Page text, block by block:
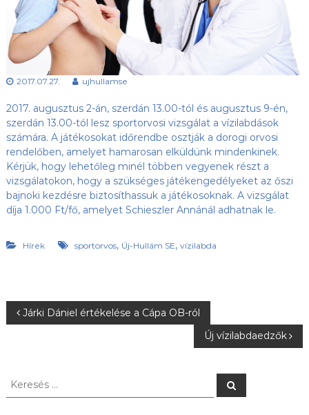
s
ü
l
e
t
l
u
b
,
a
z
Ú
-
H
u
l
á
m
S
E
n
2017.07.27. ujhullamse
2017. augusztus 2-án, szerdán 13.00-tól és augusztus 9-én,
szerdán 13.00-tól lesz sportorvosi vizsgálat a vízilabdások
számára. A játékosokat időrendbe osztják a dorogi orvosi
rendelőben, amelyet hamarosan elküldünk mindenkinek.
Kérjük, hogy lehetőleg minél többen vegyenek részt a
vizsgálatokon, hogy a szükséges játékengedélyeket az őszi
bajnoki kezdésre biztosíthassuk a játékosoknak. A vizsgálat
díja 1.000 Ft/fő, amelyet Schieszler Annánál adhatnak le.
Hírek sportorvos, Új-Hullám SE, vízilabda
B Járki Dániel értékelése a Cápa OB-ról
Új vízilabdaedzők
K
K
e